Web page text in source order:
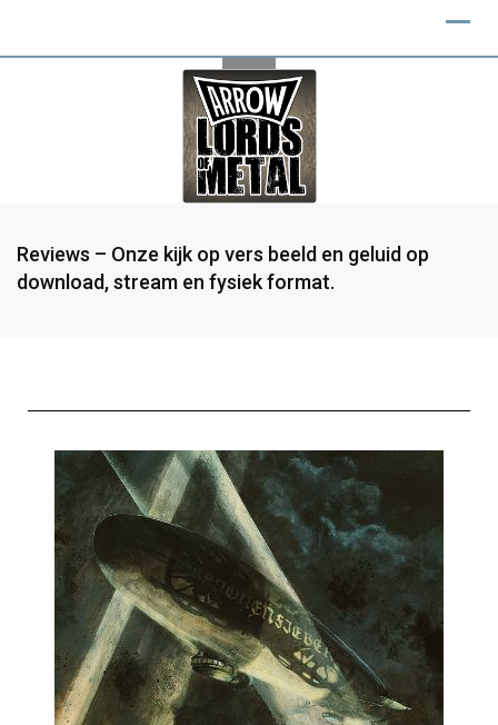
Reviews – Onze kijk op vers beeld en geluid op
download, stream en fysiek format.